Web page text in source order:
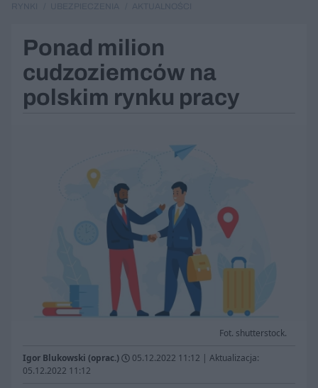
Ponad milion
cudzoziemców na
polskim rynku pracy
Fot. shutterstock.
Igor Blukowski (oprac.) 05.12.2022 11:12 | Aktualizacja:
05.12.2022 11:12